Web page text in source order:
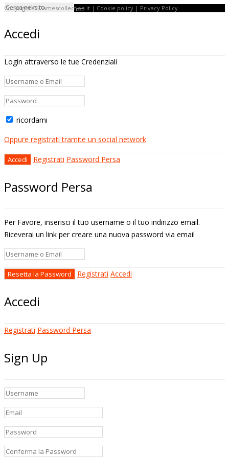
Copyright © Gamescollection.it | Cookie policy | Privacy Policy
Accedi
Login attraverso le tue Credenziali
ricordami
Oppure registrati tramite un social network
Registrati Password Persa
Password Persa
Per Favore, inserisci il tuo username o il tuo indirizzo email.
Riceverai un link per creare una nuova password via email
Registrati Accedi
Accedi
Registrati Password Persa
Sign Up